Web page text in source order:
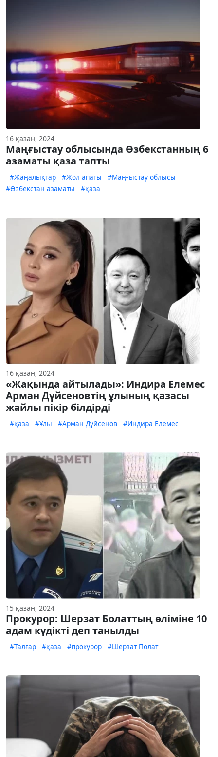
16 қазан, 2024
Маңғыстау облысында Өзбекстанның 6
азаматы қаза тапты
#Жаңалықтар #Жол апаты
#Маңғыстау облысы
#Өзбекстан азаматы
#қаза
16 қазан, 2024
«Жақында айтылады»: Индира Елемес
Арман Дүйсеновтің ұлының қазасы
жайлы пікір білдірді
#қаза #Ұлы #Арман Дүйсенов #Индира Елемес
15 қазан, 2024
Прокурор: Шерзат Болаттың өліміне 10
адам күдікті деп танылды
#Талғар #қаза #прокурор #Шерзат Полат